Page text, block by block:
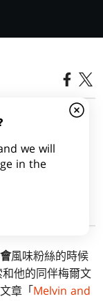
風味粉絲的時候
他的同伴梅爾文
章「Melvin and
we will
in the